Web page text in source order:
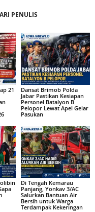
PENULIS
21
Dansat Brimob Polda
Jabar Pastikan Kesiapan
Personel Batalyon B
Pelopor Lewat Apel Gelar
Pasukan
Di Tengah Kemarau
Panjang, Yonkav 3/AC
Salurkan Bantuan Air
Bersih untuk Warga
Terdampak Kekeringan